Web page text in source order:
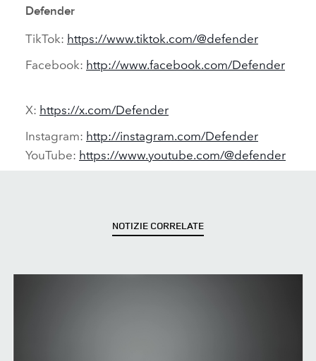
Defender
TikTok: https://www.tiktok.com/@defender
Facebook: http://www.facebook.com/Defender
X: https://x.com/Defender
Instagram: http://instagram.com/Defender
YouTube: https://www.youtube.com/@defender
NOTIZIE CORRELATE